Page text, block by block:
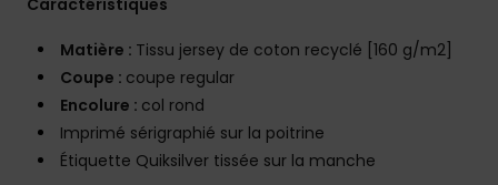
Caractéristiques
Matière : Tissu jersey de coton recyclé [160 g/m2]
Coupe : coupe regular
Encolure : col rond
Imprimé sérigraphié sur la poitrine
Étiquette Quiksilver tissée sur la manche